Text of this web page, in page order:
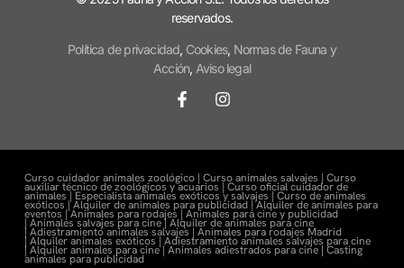
reservados.
Política de privacidad, Cookies, Normas de Fauna y
Acción, Aviso legal
Curso cuidador animales zoológico | Curso animales salvajes | Curso
auxiliar técnico de zoológicos y acuarios | Curso oficial cuidador de
animales | Especialista animales exóticos y salvajes | Curso de animales
exóticos |Alquiler de animales para publicidad |Alquiler de animales para
eventos |Animales para rodajes | Animales para cine y publicidad
| Animales salvajes para cine | Alquiler de animales para cine
| Adiestramiento animales salvajes | Animales para rodajes Madrid
| Alquiler animales exóticos | Adiestramiento animales salvajes para cine
| Alquiler animales para cine | Animales adiestrados para cine| Casting
animales para publicidad